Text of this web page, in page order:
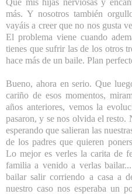
Que mis hijas nerviosas y
más. Y nosotros también
vayáis a creer que no nos gusta
El problema viene cuando
tienes que sufrir las de los otros
hace más de un baile. Plan
Bueno, ahora en serio. Que
cariño de esos momentos,
años anteriores, vemos la
pasaron, y se nos olvida el resto.
esperando que salieran las
de los padres que quieren
Lo mejor es verles la carita de
familia a venido a verlas
bailar salir corriendo a casa a
nuestro caso nos esperaba un